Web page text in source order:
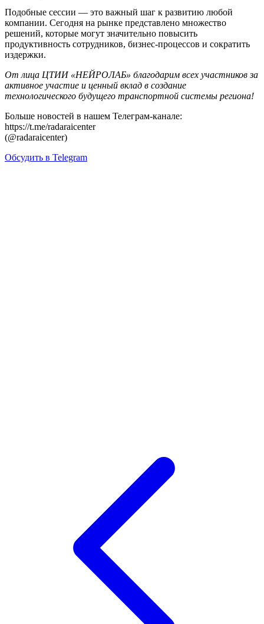
Подобные сессии — это важный шаг к развитию любой
компании. Сегодня на рынке представлено множество
решений, которые могут значительно повысить
продуктивность сотрудников, бизнес-процессов и сократить
издержки.
От лица ЦТИИ «НЕЙРОЛАБ» благодарим всех участников за
активное участие и ценный вклад в создание
технологического будущего транспортной системы региона!
Больше новостей в нашем Телеграм-канале:
https://t.me/radaraicenter
(@radaraicenter)
Обсудить в Telegram